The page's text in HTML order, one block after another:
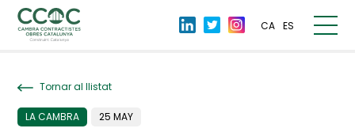
CA ES
Tornar al llistat
LA CAMBRA 25 MAY